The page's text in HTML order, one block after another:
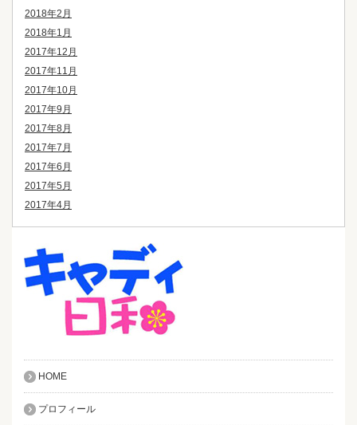
2018年2月
2018年1月
2017年12月
2017年11月
2017年10月
2017年9月
2017年8月
2017年7月
2017年6月
2017年5月
2017年4月
HOME
プロフィール